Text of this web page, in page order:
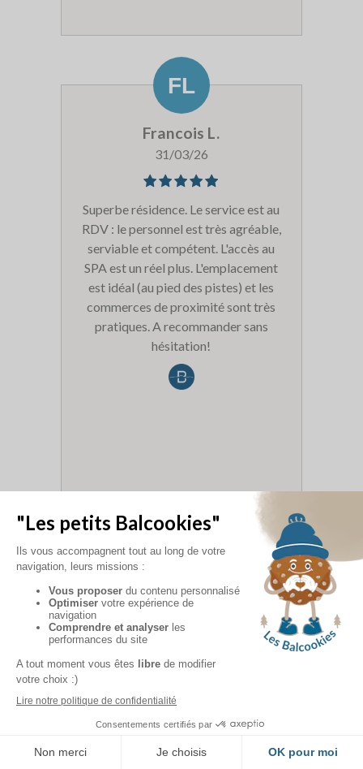
Francois L.
31/03/26
Superbe résidence. Le service est au
RDV : le personnel est très agréable,
serviable et compétent. L'accès au
SPA est un réel plus. L'emplacement
est idéal (au pied des pistes) et les
commerces de proximité sont très
pratiques. A recommander sans
hésitation!
31/03/26
rapport à cette résidence dont les
prestations se sont beaucoup
améliorées au fil des années. 2 petites